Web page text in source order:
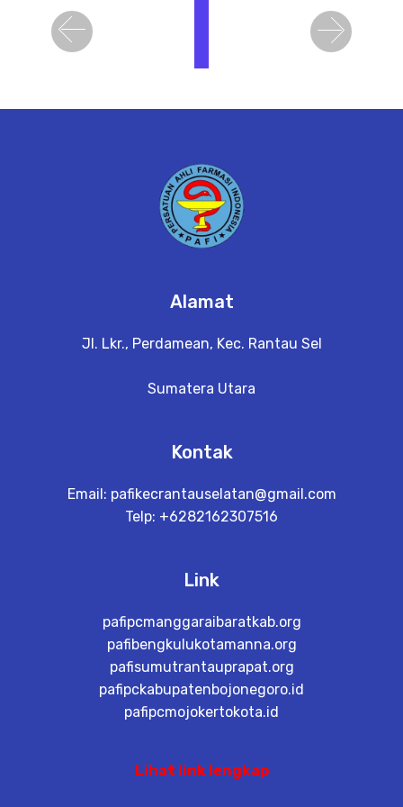
Previous Next
Alamat
Jl. Lkr., Perdamean, Kec. Rantau Sel
Sumatera Utara
Kontak
Email: pafikecrantauselatan@gmail.com
Telp: +6282162307516
Link
pafipcmanggaraibaratkab.org
pafibengkulukotamanna.org
pafisumutrantauprapat.org
pafipckabupatenbojonegoro.id
pafipcmojokertokota.id
Lihat link lengkap